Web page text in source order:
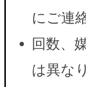
にご連
回数、
は異な